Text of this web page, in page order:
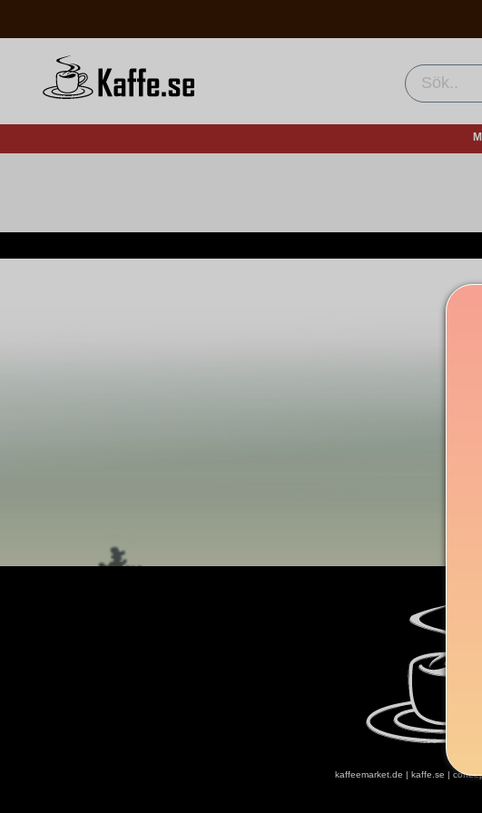
kaffeemarket.de | kaffe.se |